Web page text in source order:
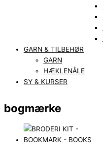
GARN & TILBEHØR
GARN
HÆKLENÅLE
SY & KURSER
bogmærke